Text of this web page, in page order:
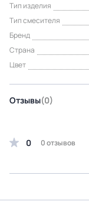
Тип изделия
Тип смесителя
Бренд
Страна
Цвет
Отзывы(0)
0 0 отзывов